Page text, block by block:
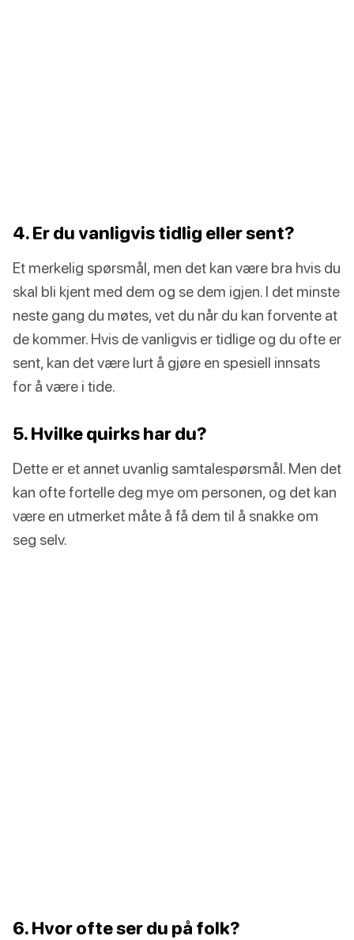
4. Er du vanligvis tidlig eller sent?
Et merkelig spørsmål, men det kan være bra hvis du
skal bli kjent med dem og se dem igjen. I det minste
neste gang du møtes, vet du når du kan forvente at
de kommer. Hvis de vanligvis er tidlige og du ofte er
sent, kan det være lurt å gjøre en spesiell innsats
for å være i tide.
5. Hvilke quirks har du?
Dette er et annet uvanlig samtalespørsmål. Men det
kan ofte fortelle deg mye om personen, og det kan
være en utmerket måte å få dem til å snakke om
seg selv.
6. Hvor ofte ser du på folk?